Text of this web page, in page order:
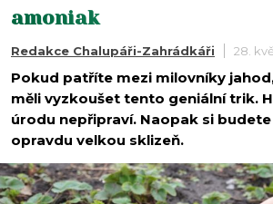
amoniak
Redakce Chalupáři-Zahrádkáři 28.
Pokud patříte mezi milovníky
měli vyzkoušet tento geniální trik.
úrodu nepřipraví. Naopak si
opravdu velkou sklizeň.